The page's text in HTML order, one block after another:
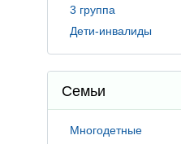
3 группа
Дети-инвалиды
Семьи
Многодетные